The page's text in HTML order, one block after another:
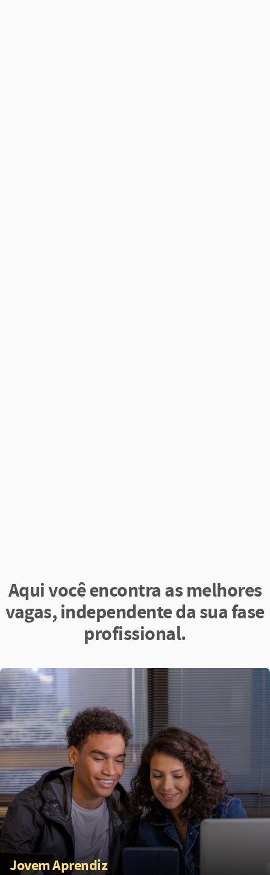
Aqui você encontra as melhores
vagas, independente da sua fase
profissional.
Jovem Aprendiz